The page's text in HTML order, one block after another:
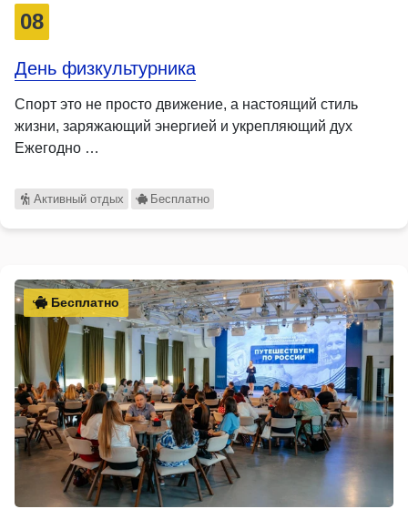
08
День физкультурника
Спорт это не просто движение, а настоящий стиль
жизни, заряжающий энергией и укрепляющий дух
Ежегодно …
Активный отдых Бесплатно
Бесплатно